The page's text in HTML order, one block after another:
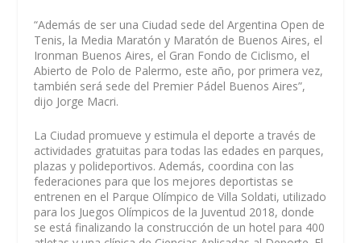
“Además de ser una Ciudad sede del Argentina Open de
Tenis, la Media Maratón y Maratón de Buenos Aires, el
Ironman Buenos Aires, el Gran Fondo de Ciclismo, el
Abierto de Polo de Palermo, este año, por primera vez,
también será sede del Premier Pádel Buenos Aires”,
dijo Jorge Macri.
La Ciudad promueve y estimula el deporte a través de
actividades gratuitas para todas las edades en parques,
plazas y polideportivos. Además, coordina con las
federaciones para que los mejores deportistas se
entrenen en el Parque Olímpico de Villa Soldati, utilizado
para los Juegos Olímpicos de la Juventud 2018, donde
se está finalizando la construcción de un hotel para 400